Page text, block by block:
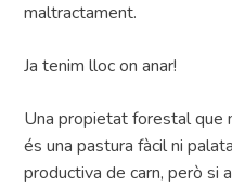
maltractament.
Ja tenim lloc on anar!
Una propietat forestal que
és una pastura fàcil ni
productiva de carn, però si